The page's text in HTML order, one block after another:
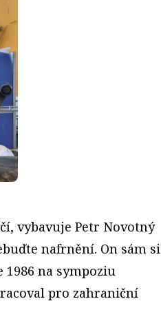
vybavuje Petr Novotný
nafrnění. On sám si
na sympoziu
pro zahraniční